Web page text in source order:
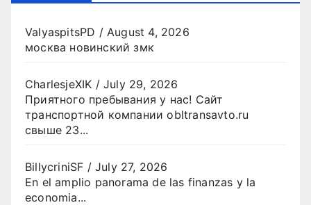
ValyaspitsPD / August 4, 2026
москва новинский змк
CharlesjeXIK /July 29, 2026
Приятного пребывания у нас! Сайт
транспортной компании obltransavto.ru
свыше 23...
BillycriniSF /July 27, 2026
En el amplio panorama de las finanzas y la
economia...